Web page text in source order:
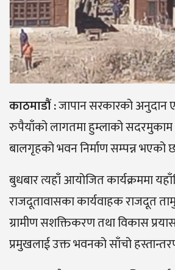
काठमाडौं :जापान सरकारको
रुपैयाँको लागतमा हुम्लाको सदरमुकाम
बालगृहको भवन निर्माण सम्पन्न भएको
बुधबार त्यहाँ आयोजित कार्यक्रममा
राजदूतावासका कार्यवाहक राजदूत
ग्रामीण सशक्तिकरण तथा विकास
प्रमुखलाई उक्त भवनको साँचो